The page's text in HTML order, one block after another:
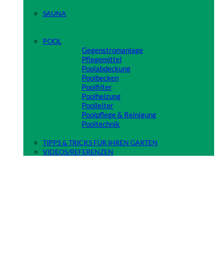
SAUNA
POOL
Gegenstromanlage
Pflegemittel
Poolabdeckung
Poolbecken
Poolfilter
Poolheizung
Poolleiter
Poolpflege & Reinigung
Pooltechnik
TIPPS & TRICKS FÜR IHREN GARTEN
VIDEOS/REFERENZEN